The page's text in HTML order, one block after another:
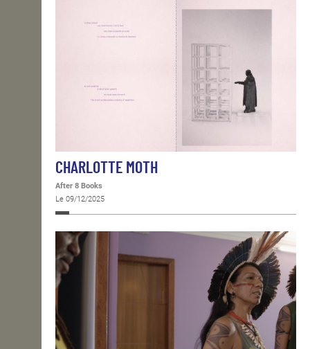
CHARLOTTE MOTH
After 8 Books
Le 09/12/2025